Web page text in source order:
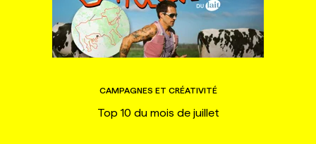
CAMPAGNES ET CRÉATIVITÉ
Top 10 du mois de juillet